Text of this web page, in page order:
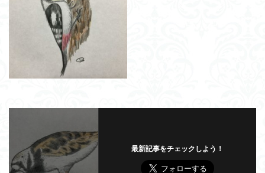
最新記事をチェックしよう！